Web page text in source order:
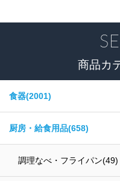
商品カ
食器(2001)
厨房・給食用品(658)
調理なべ・フライパン(49)